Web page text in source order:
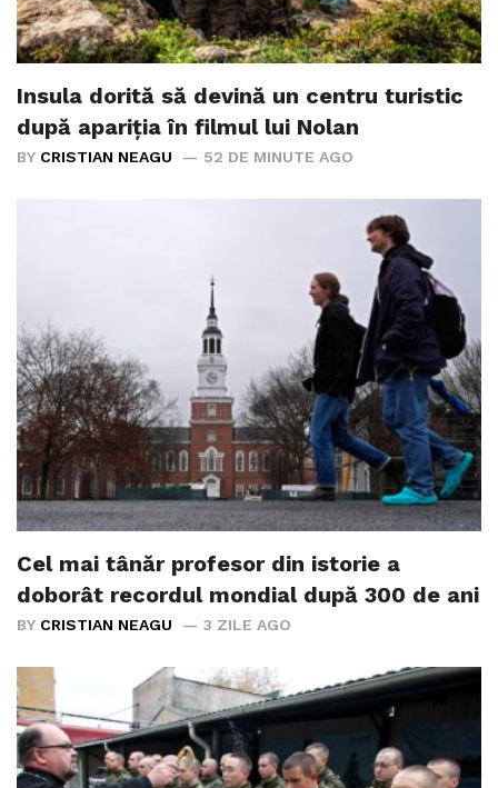
Insula dorită să devină un centru turistic
după apariția în filmul lui Nolan
BY CRISTIAN NEAGU 52 DE MINUTE AGO
Cel mai tânăr profesor din istorie a
doborât recordul mondial după 300 de ani
BY CRISTIAN NEAGU 3 ZILE AGO